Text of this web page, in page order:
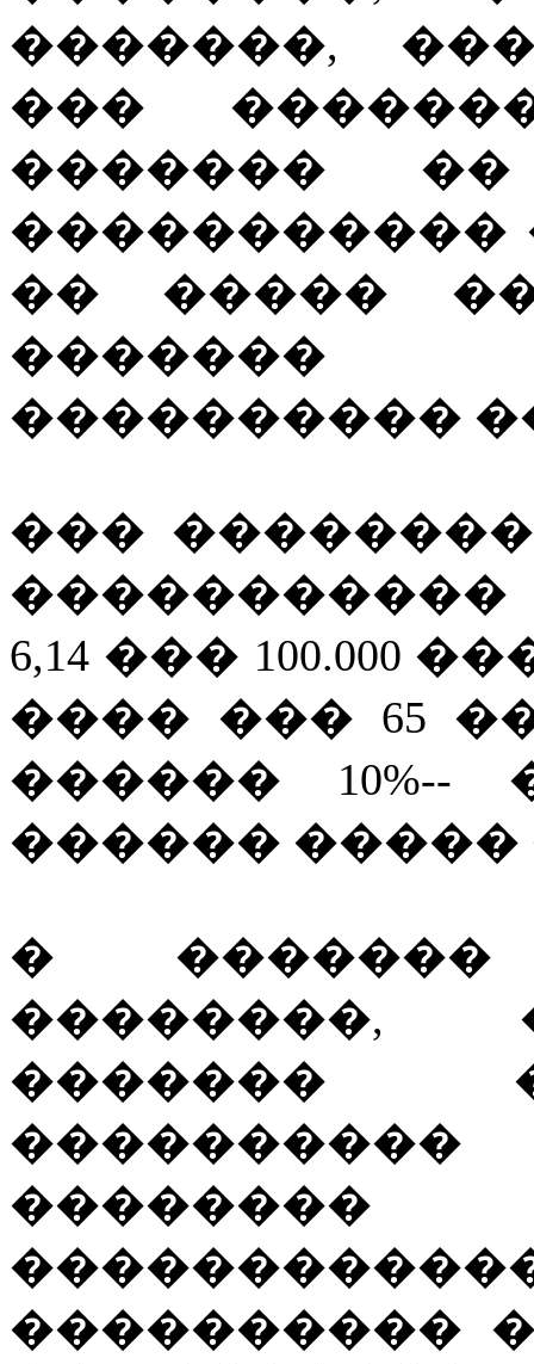
�������,
���
�������
�����������
�� �����
�������
����������
���
6,14 ���
���� ��� 65 ��
������
������ �����
�
��������,
�������
����������
����������